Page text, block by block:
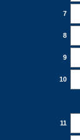
7
8
9
10
11